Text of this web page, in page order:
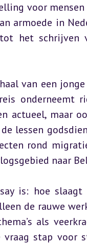
voor
armoede in
het schrijven
van een
onderneemt
maar
lessen
rond
naar
is: hoe
de rauwe
als
vraag stap